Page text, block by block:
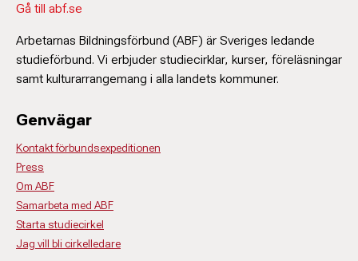
Gå till abf.se
Arbetarnas Bildningsförbund (ABF) är Sveriges ledande
studieförbund. Vi erbjuder studiecirklar, kurser, föreläsningar
samt kulturarrangemang i alla landets kommuner.
Genvägar
Kontakt förbundsexpeditionen
Press
Om ABF
Samarbeta med ABF
Starta studiecirkel
Jag vill bli cirkelledare